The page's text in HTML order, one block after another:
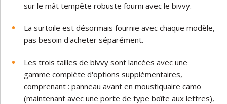
sur le mât tempête robuste fourni avec le bivvy.
La surtoile est désormais fournie avec chaque modèle,
pas besoin d'acheter séparément.
Les trois tailles de bivvy sont lancées avec une
gamme complète d'options supplémentaires,
comprenant : panneau avant en moustiquaire camo
(maintenant avec une porte de type boîte aux lettres),